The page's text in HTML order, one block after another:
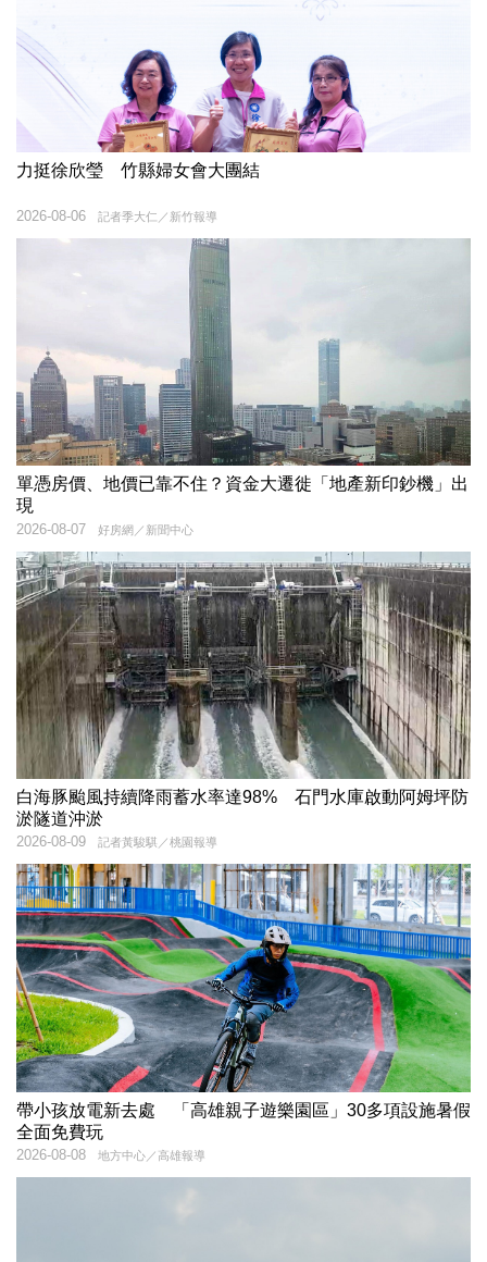
力挺徐欣瑩 竹縣婦女會大團結
記者季大仁／新竹報導
2026-08-06
單憑房價、地價已靠不住？資金大遷徙「地產新印鈔機」出
現
好房網／新聞中心
2026-08-07
白海豚颱風持續降雨蓄水率達98% 石門水庫啟動阿姆坪防
淤隧道沖淤
記者黃駿騏／桃園報導
2026-08-09
帶小孩放電新去處 「高雄親子遊樂園區」30多項設施暑假
全面免費玩
地方中心／高雄報導
2026-08-08